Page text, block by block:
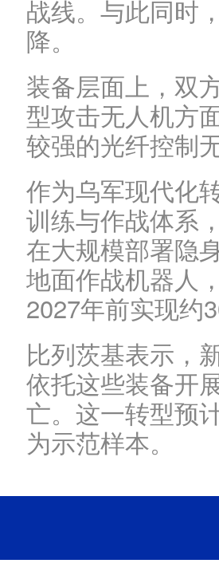
战线。与此同时
降。
装备层面上，双
型攻击无人机方
较强的光纤控制
作为乌军现代化
训练与作战体系
在大规模部署隐
地面作战机器人
2027年前实现约
比列茨基表示，
依托这些装备开
亡。这一转型预
为示范样本。